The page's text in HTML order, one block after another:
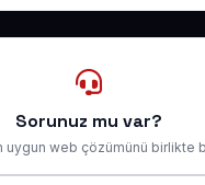
Sorunuz mu var?
uygun web çözümünü birlikte